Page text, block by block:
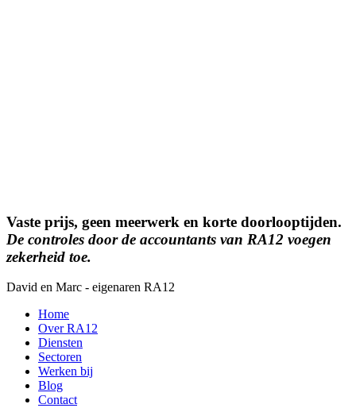
Vaste prijs, geen meerwerk en korte doorlooptijden.
De controles door de accountants van RA12 voegen
zekerheid toe.
David en Marc - eigenaren RA12
Home
Over RA12
Diensten
Sectoren
Werken bij
Blog
Contact